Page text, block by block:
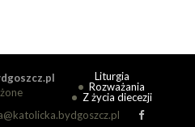
Liturgia
Rozważania
Z życia diecezji